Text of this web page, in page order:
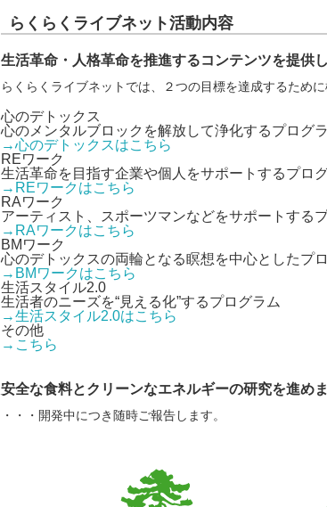
らくらくライブネット活動内容
生活革命・人格革命を推進するコンテンツを提供
らくらくライブネットでは、２つの目標を達成するため
心のデトックス
心のメンタルブロックを解放して浄化するプログ
→心のデトックスはこちら
REワーク
生活革命を目指す企業や個人をサポートするプロ
→REワークはこちら
RAワーク
アーティスト、スポーツマンなどをサポートする
→RAワークはこちら
BMワーク
心のデトックスの両輪となる瞑想を中心としたプ
→BMワークはこちら
生活スタイル2.0
生活者のニーズを“見える化”するプログラム
→生活スタイル2.0はこちら
その他
→こちら
安全な食料とクリーンなエネルギーの研究を進め
・・・開発中につき随時ご報告します。